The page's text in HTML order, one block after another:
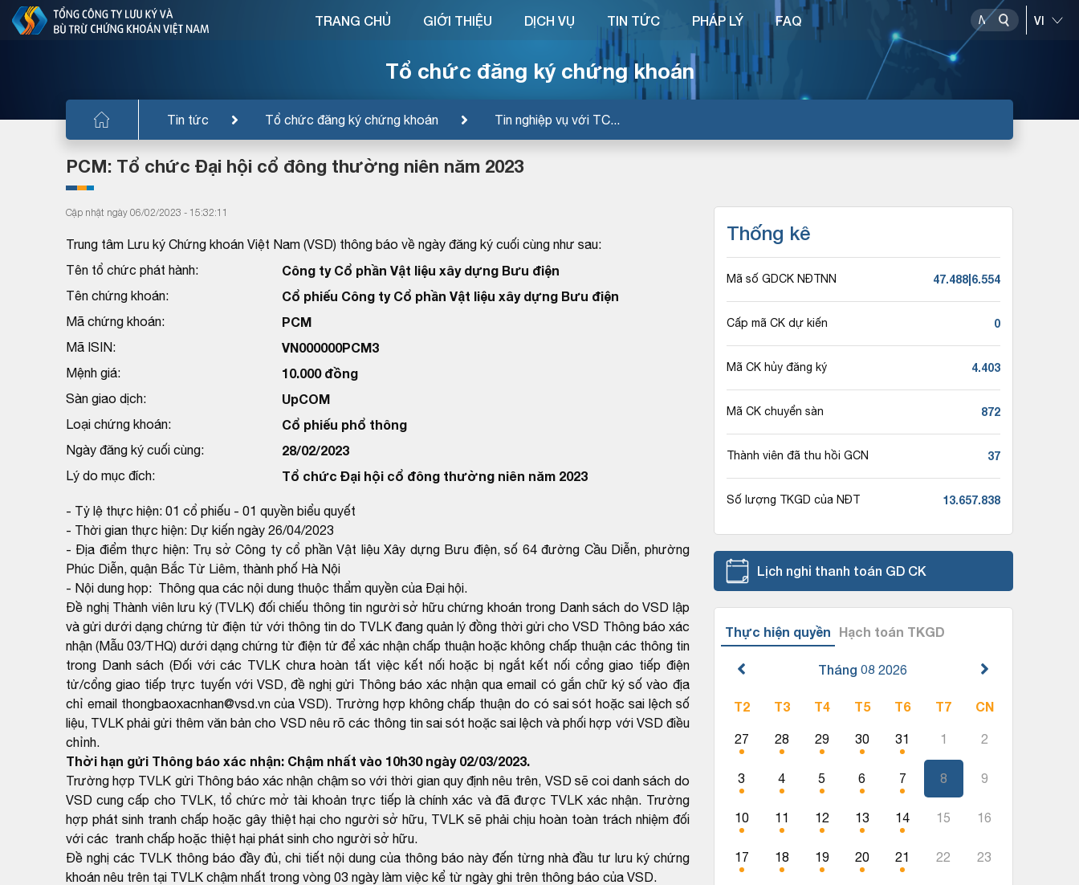
Tổ chức đăng ký chứng khoán
Tin tức Tổ chức đăng ký chứng khoán Tin nghiệp vụ với TC...
TRANG CHỦ GIỚI THIỆU DỊCH VỤ TIN TỨC PHÁP LÝ FAQ
PCM: Tổ chức Đại hội cổ đông thường niên năm 2023
Cập nhật ngày 06/02/2023 - 15:32:11
Trung tâm Lưu ký Chứng khoán Việt Nam (VSD) thông báo về ngày đăng ký cuối cùng như sau:
Tên tổ chức phát hành:
Công ty Cổ phần Vật liệu xây dựng Bưu điện
Tên chứng khoán: Cổ phiếu Công ty Cổ phần Vật liệu xây dựng Bưu điện
Mã chứng khoán: PCM
Mã ISIN: VN000000PCM3
Mệnh giá: 10.000 đồng
Sàn giao dịch: UpCOM
Loại chứng khoán: Cổ phiếu phổ thông
Ngày đăng ký cuối cùng: 28/02/2023
Lý do mục đích: Tổ chức Đại hội cổ đông thường niên năm 2023
- Tỷ lệ thực hiện: 01 cổ phiếu - 01 quyền biểu quyết
- Thời gian thực hiện: Dự kiến ngày 26/04/2023
- Địa điểm thực hiện: Trụ sở Công ty cổ phần Vật liệu Xây dựng Bưu điện, số 64 đường Cầu Diễn, phường
Phúc Diễn, quận Bắc Từ Liêm, thành phố Hà Nội
- Nội dung họp: Thông qua các nội dung thuộc thẩm quyền của Đại hội.
Đề nghị Thành viên lưu ký (TVLK) đối chiếu thông tin người sở hữu chứng khoán trong Danh sách do VSD lập
và gửi dưới dạng chứng từ điện tử với thông tin do TVLK đang quản lý đồng thời gửi cho VSD Thông báo xác
nhận (Mẫu 03/THQ) dưới dạng chứng từ điện tử để xác nhận chấp thuận hoặc không chấp thuận các thông tin
trong Danh sách (Đối với các TVLK chưa hoàn tất việc kết nối hoặc bị ngắt kết nối cổng giao tiếp điện
tử/cổng giao tiếp trực tuyến với VSD, đề nghị gửi Thông báo xác nhận qua email có gắn chữ ký số vào địa
chỉ email thongbaoxacnhan@vsd.vn của VSD). Trường hợp không chấp thuận do có sai sót hoặc sai lệch số
liệu, TVLK phải gửi thêm văn bản cho VSD nêu rõ các thông tin sai sót hoặc sai lệch và phối hợp với VSD điều
chỉnh.
Thời hạn gửi Thông báo xác nhận: Chậm nhất vào 10h30 ngày 02/03/2023.
Trường hợp TVLK gửi Thông báo xác nhận chậm so với thời gian quy định nêu trên, VSD sẽ coi danh sách do
VSD cung cấp cho TVLK, tổ chức mở tài khoản trực tiếp là chính xác và đã được TVLK xác nhận. Trường
hợp phát sinh tranh chấp hoặc gây thiệt hại cho người sở hữu, TVLK sẽ phải chịu hoàn toàn trách nhiệm đối
với các tranh chấp hoặc thiệt hại phát sinh cho người sở hữu.
Đề nghị các TVLK thông báo đầy đủ, chi tiết nội dung của thông báo này đến từng nhà đầu tư lưu ký chứng
khoán nêu trên tại TVLK chậm nhất trong vòng 03 ngày làm việc kể từ ngày ghi trên thông báo của VSD.
Thống kê
Mã số GDCK NĐTNN 47.488|6.554
Cấp mã CK dự kiến 0
Mã CK hủy đăng ký 4.403
Mã CK chuyển sàn 872
Thành viên đã thu hồi GCN 37
Số lượng TKGD của NĐT 13.657.838
Lịch nghỉ thanh toán GD CK
Thực hiện quyền Hạch toán TKGD
Tháng 08 2026
T2 T3 T4 T5 T6 T7 CN
27 28 29 30 31 1 2
3 4 5 6 7 8 9
10 11 12 13 14 15 16
17 18 19 20 21 22 23